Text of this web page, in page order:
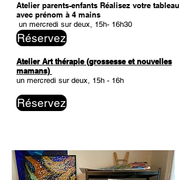
Atelier parents-enfants Réalisez votre tableau
avec prénom à 4 mains
un mercredi sur deux, 15h- 16h30
Atelier Art thérapie(grossesse et nouvelles
mamans)
un mercredi sur deux, 15h - 16h
Réservez
Réservez